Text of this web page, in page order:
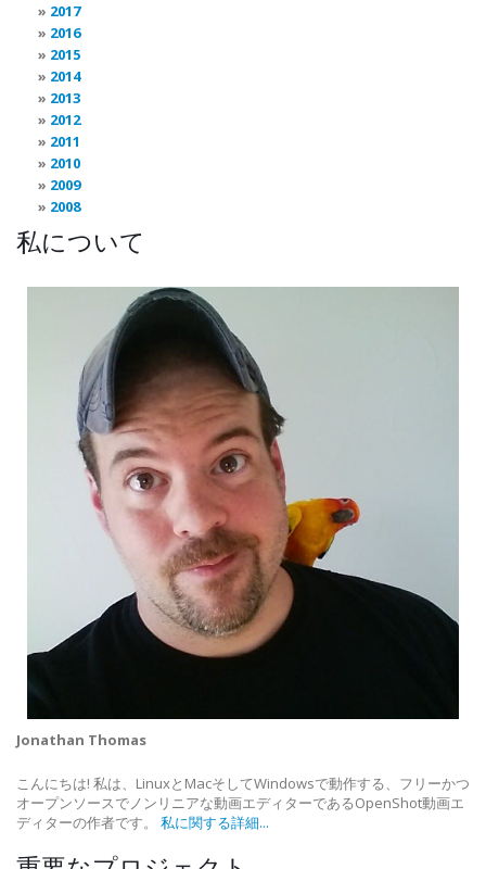
2017
2016
2015
2014
2013
2012
2011
2010
2009
2008
私について
Jonathan Thomas
こんにちは! 私は、LinuxとMacそしてWindowsで動作する、フリーかつ
オープンソースでノンリニアな動画エディターであるOpenShot動画エ
ディターの作者です。 私に関する詳細...